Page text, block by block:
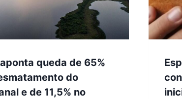
queda de 65%
do
e de 11,5% no